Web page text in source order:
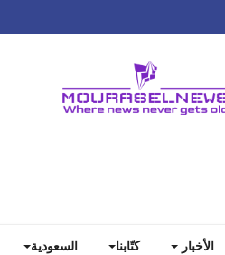
الأخبار كتّابنا السعودية